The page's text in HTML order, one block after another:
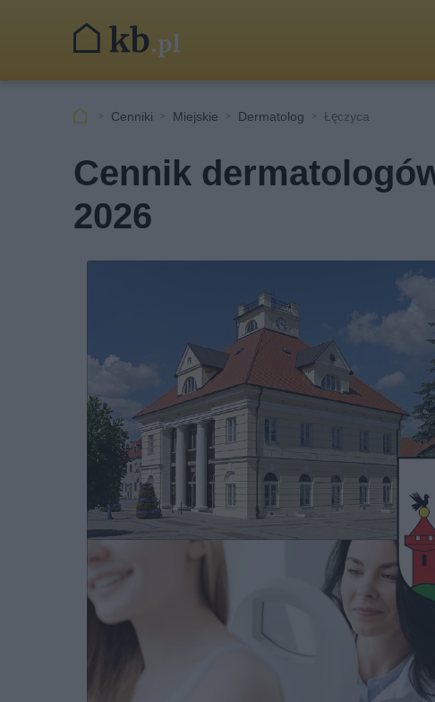
Cenniki Miejskie Dermatolog Łęczyca
Cennik
2026